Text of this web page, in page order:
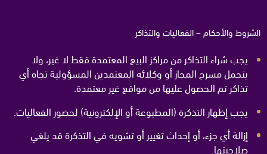
الشروط والأحكام – الفعاليات والتذاكر
يجب شراء التذاكر من مراكز البيع المعتمدة فقط لا غير، ولا
يتحمل مسرح المجاز أو وكلائه المعتمدين المسؤولية تجاه أي
تذاكر تم الحصول عليها من مواقع غير معتمدة.
يجب إظهار التذكرة (المطبوعة أو الإلكترونية) لحضور الفعاليات.
إزالة أي جزء، أو إحداث تغيير أو تشويه في التذكرة قد يلغي
صلاحيتها